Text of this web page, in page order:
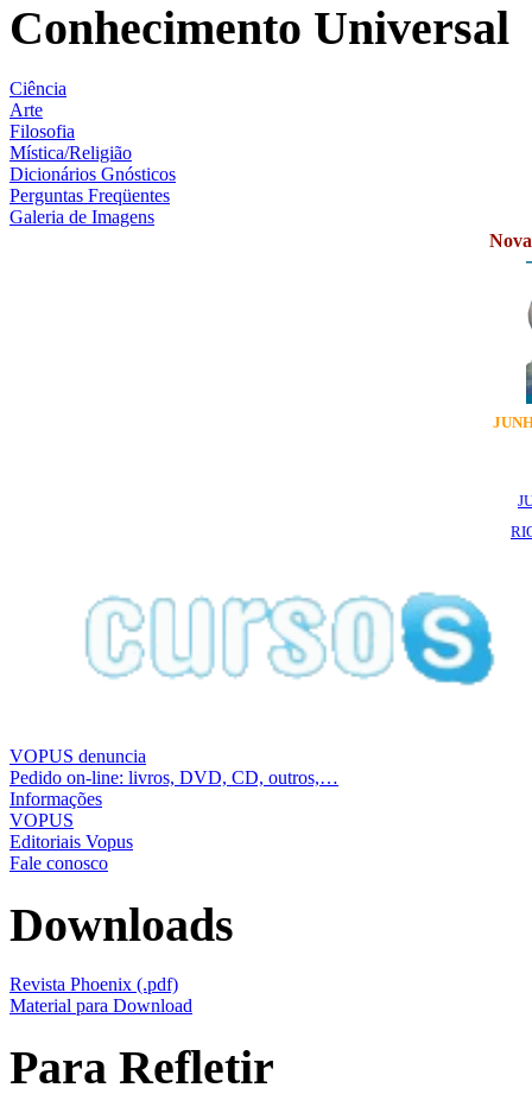
Conhecimento Universal
Ciência
Arte
Filosofia
Mística/Religião
Dicionários Gnósticos
Perguntas Freqüentes
Galeria de Imagens
VOPUS denuncia
Pedido on-line: livros, DVD, CD, outros,…
Informações
VOPUS
Editoriais Vopus
Fale conosco
Downloads
Revista Phoenix (.pdf)
Material para Download
Para Refletir